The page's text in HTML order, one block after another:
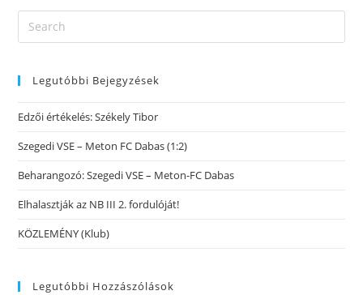
Legutóbbi Bejegyzések
Edzői értékelés: Székely Tibor
Szegedi VSE – Meton FC Dabas (1:2)
Beharangozó: Szegedi VSE – Meton-FC Dabas
Elhalasztják az NB III 2. fordulóját!
KÖZLEMÉNY (Klub)
Legutóbbi Hozzászólások